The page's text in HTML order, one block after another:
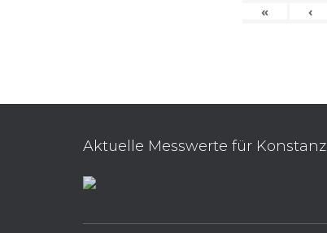
« ‹
Aktuelle Messwerte für Konstanz